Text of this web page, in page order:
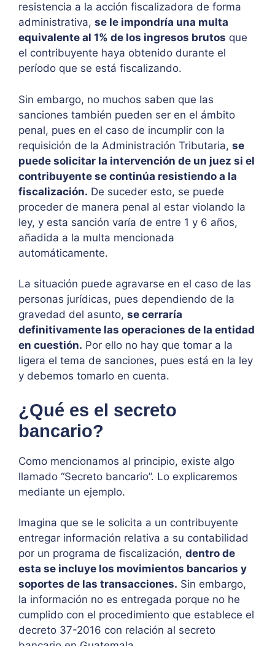
resistencia a la acción fiscalizadora de forma
administrativa, se le impondría una multa
equivalente al 1% de los ingresos brutos que
el contribuyente haya obtenido durante el
período que se está fiscalizando.
Sin embargo, no muchos saben que las
sanciones también pueden ser en el ámbito
penal, pues en el caso de incumplir con la
requisición de la Administración Tributaria, se
puede solicitar la intervención de un juez si el
contribuyente se continúa resistiendo a la
fiscalización. De suceder esto, se puede
proceder de manera penal al estar violando la
ley, y esta sanción varía de entre 1 y 6 años,
añadida a la multa mencionada
automáticamente.
La situación puede agravarse en el caso de las
personas jurídicas, pues dependiendo de la
gravedad del asunto, se cerraría
definitivamente las operaciones de la entidad
en cuestión. Por ello no hay que tomar a la
ligera el tema de sanciones, pues está en la ley
y debemos tomarlo en cuenta.
¿Qué es el secreto
bancario?
Como mencionamos al principio, existe algo
llamado “Secreto bancario”. Lo explicaremos
mediante un ejemplo.
Imagina que se le solicita a un contribuyente
entregar información relativa a su contabilidad
por un programa de fiscalización, dentro de
esta se incluye los movimientos bancarios y
soportes de las transacciones. Sin embargo,
la información no es entregada porque no he
cumplido con el procedimiento que establece el
decreto 37-2016 con relación al secreto